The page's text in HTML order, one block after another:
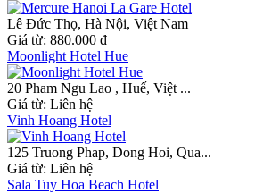
Lê Đức Thọ, Hà Nội, Việt Nam
Giá từ: 880.000 đ
Moonlight Hotel Hue
20 Pham Ngu Lao , Huế, Việt ...
Giá từ: Liên hệ
Vinh Hoang Hotel
125 Truong Phap, Dong Hoi, Qua...
Giá từ: Liên hệ
Sala Tuy Hoa Beach Hotel